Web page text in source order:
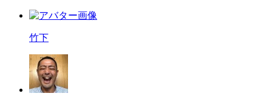
竹下